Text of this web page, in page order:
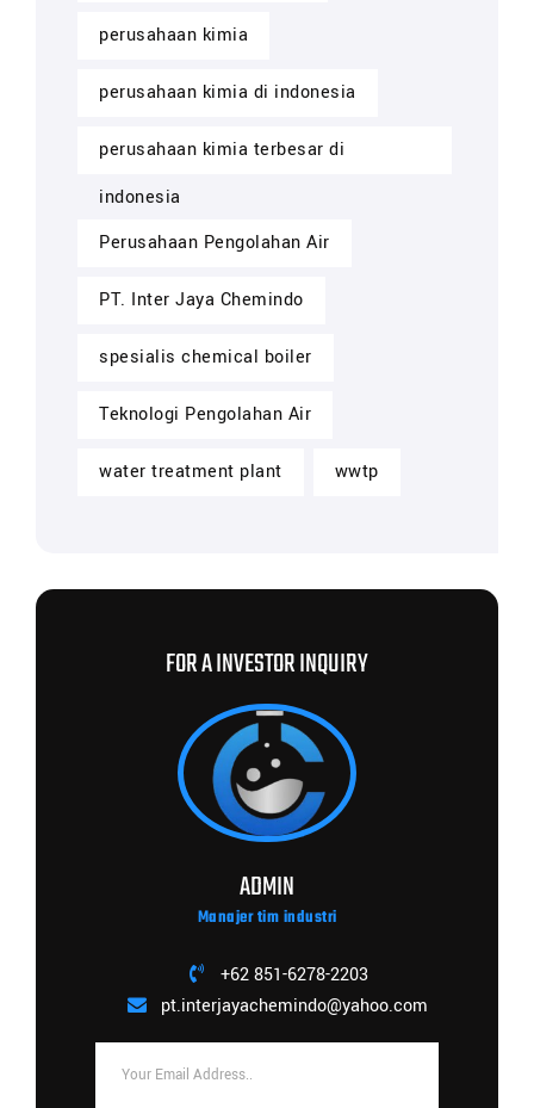
perusahaan kimia
perusahaan kimia di indonesia
perusahaan kimia terbesar di
indonesia
Perusahaan Pengolahan Air
PT. Inter Jaya Chemindo
spesialis chemical boiler
Teknologi Pengolahan Air
water treatment plant wwtp
FOR A INVESTOR INQUIRY
ADMIN
Manajer tim industri
+62 851-6278-2203
pt.interjayachemindo@yahoo.com